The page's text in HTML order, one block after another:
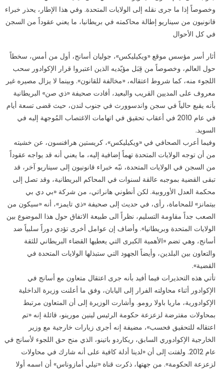
وخصوصاً إذا ما جرى نقله إلى الولايات المتحدة. وفي هذا الإطار، يحذر خبراء
قانونيون من سيناريو إطالة محاكمته في بريطانيا، ما يعني عقوداً من السجن
في كل الأحوال
أثار أسر مؤسس موقع «ويكيليكس»، جوليان أسانج، أول من أمس، سخطاً
حول العالم، وخصوصاً من قِبَل مؤيّديه الذين اعتبروا قرار الإكوادور سحب
اللجوء منه، كما شروط اعتقاله، «مخالفة للقانون». وبينما لا يزال مصيره غير
معروف على المديين القريب والبعيد، أفادت صحيفة «ذي صن» البريطانية
بأنه يقبع حالياً في سجن واندسوورث في جنوب لندن، حيث قضى تسعة أيام
في عام 2010 في أعقاب تحقيق في اتهامات الاغتصاب المُوجهة إليه في
السويد.
وفيما أعرب الصحافي في «ويكيليكس»، كريستين هرافنسون، عن خشيته
من أن توجه الولايات المتحدة تهماً إضافية إليه، ما يعني أنه قد يواجه عقوداً
من السجن في الولايات المتحدة، نبّه خبراء قانونيون إلى سيناريو آخر، قد
تبقى القضية بموجبه عالقة لسنوات في المحاكم البريطانية، وقد تصل إلى
محكمة العدل الأوروبية. لكن أنطوني هانراتي، من شركة «بي دي بي
بيتمانز» للمحاماة، رأى، في حديث إلى صحيفة «ذي تايمز»، أنه «سيكون من
الصعب جداً مقاومة التسليم، نظراً الى طبيعة الاتفاق حول هذا الموضوع بين
الولايات المتحدة وبريطانيا». وأضاف إن عوامل أخرى تؤدي دوراً سلبياً ضد
أسانج، وهي تضم «الأهمية الكبرى التي يعطيها القضاء البريطاني للثقة
والتعاون بين البلدين، وأيضاً الجهود التي ستبذلها الولايات المتحدة في
القضية».
تأتي هذه التحذيرات فيما أفيد بأنه جرى اعتقال متعاون مع أسانج في
الإكوادور أثناء محاولته الفرار إلى اليابان، وفق ما أعلنت وزيرة الداخلية
الإكوادورية، ماريا باولا رومو. وأشارت الوزيرة إلى أن المتعاون مرتبط
بمحاولات مفترضة لزعزعة حكومة الرئيس لينين مورينو، قائلة إنه «تم
اعتقاله للتحقيق فحسب»، مضيفة إنه أجرى زيارات خارجية مع وزير
الخارجية الإكوادوري السابق، ريكاردو باتينو، الذي منح حق اللجوء لأسانج في
عام 2012. ولفتت إلى أن «لدينا أدلة كافية على أنه شارك في محاولات
لزعزعة الحكومة». من جهتها، ذكرت قناة «تيلي أمازوناس» أن اسمه أولا